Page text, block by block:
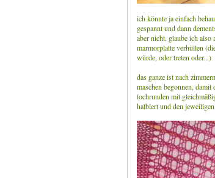
ich könnte ja einfach
gespannt und dann
aber nicht. glaube ich also
marmorplatte verhüllen
würde, oder treten oder...)
das ganze ist nach
maschen begonnen,
lochrunden mit
halbiert und den